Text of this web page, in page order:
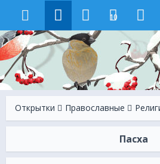
10
Открытки Православные
Пасха